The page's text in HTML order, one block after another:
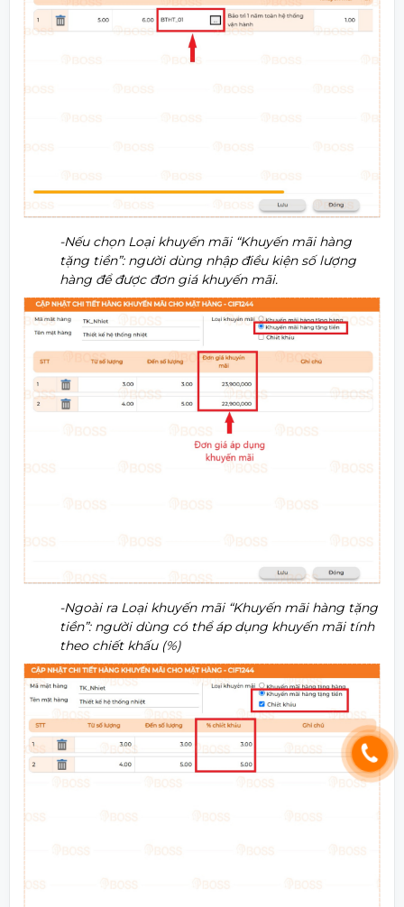
-Nếu chọn Loại khuyến mãi “Khuyến mãi hàng
tặng tiền”: người dùng nhập điều kiện số lượng
hàng để được đơn giá khuyến mãi.
-Ngoài ra Loại khuyến mãi “Khuyến mãi hàng tặng
tiền”: người dùng có thể áp dụng khuyến mãi tính
theo chiết khấu (%)